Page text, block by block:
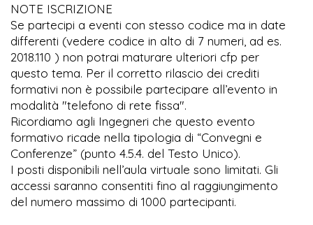
NOTE ISCRIZIONE
Se partecipi a eventi con stesso codice ma in date
differenti (vedere codice in alto di 7 numeri, ad es.
2018.110 ) non potrai maturare ulteriori cfp per
questo tema. Per il corretto rilascio dei crediti
formativi non è possibile partecipare all’evento in
modalità "telefono di rete fissa".
Ricordiamo agli Ingegneri che questo evento
formativo ricade nella tipologia di “Convegni e
Conferenze” (punto 4.5.4. del Testo Unico).
I posti disponibili nell’aula virtuale sono limitati. Gli
accessi saranno consentiti fino al raggiungimento
del numero massimo di 1000 partecipanti.